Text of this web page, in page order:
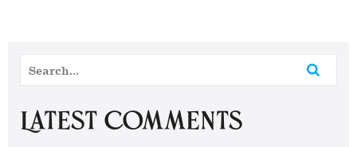
Latest Comments